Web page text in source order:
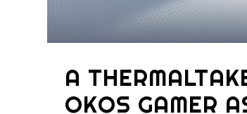
A
OKOS GAMER